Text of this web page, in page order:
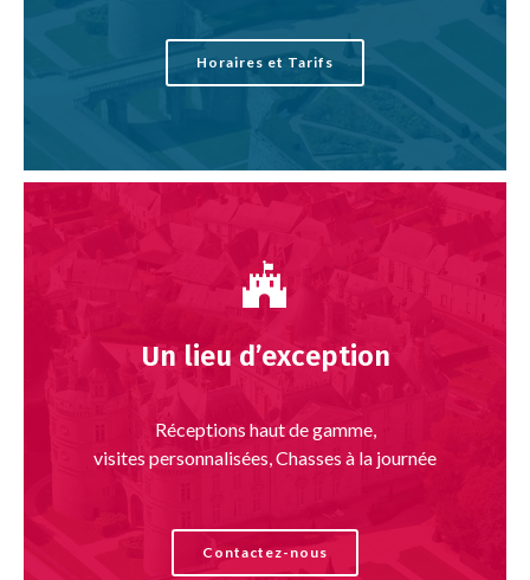
Horaires et Tarifs
Un lieu d’exception
Réceptions haut de gamme,
visites personnalisées, Chasses à la journée
Contactez-nous